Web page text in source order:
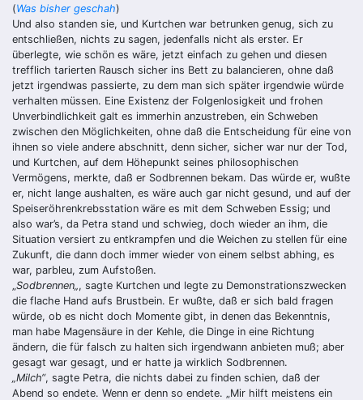
(Was bisher geschah)
Und also standen sie, und Kurtchen war betrunken genug, sich zu
entschlie­ßen, nichts zu sagen, jedenfalls nicht als erster. Er
überlegte, wie schön es wäre, jetzt einfach zu gehen und diesen
trefflich tarierten Rausch sicher ins Bett zu balancieren, ohne daß
jetzt irgendwas passierte, zu dem man sich später irgendwie würde
verhalten müssen. Eine Existenz der Folgenlosigkeit und frohen
Unverbindlichkeit galt es immerhin anzustreben, ein Schweben
zwischen den Möglichkeiten, ohne daß die Entscheidung für eine von
ihnen so viele andere abschnitt, denn sicher, sicher war nur der Tod,
und Kurtchen, auf dem Höhepunkt seines philosophischen
Vermögens, merkte, daß er Sodbrennen bekam. Das würde er, wußte
er, nicht lange aushalten, es wäre auch gar nicht gesund, und auf der
Speiseröhrenkrebsstation wäre es mit dem Schweben Essig; und
also war’s, da Petra stand und schwieg, doch wieder an ihm, die
Situation versiert zu entkrampfen und die Weichen zu stellen für eine
Zukunft, die dann doch immer wieder von einem selbst abhing, es
war, parbleu, zum Aufstoßen.
„Sodbrennen „, sagte Kurtchen und legte zu Demonstrationszwecken
die fla­che Hand aufs Brustbein. Er wußte, daß er sich bald fragen
würde, ob es nicht doch Momente gibt, in denen das Bekenntnis,
man habe Magensäure in der Kehle, die Dinge in eine Richtung
ändern, die für falsch zu halten sich irgendwann anbieten muß; aber
gesagt war gesagt, und er hatte ja wirklich Sodbrennen.
„Milch“, sagte Petra, die nichts dabei zu finden schien, daß der
Abend so en­dete. Wenn er denn so endete. „Mir hilft meistens ein